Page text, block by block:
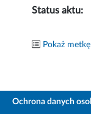
Status aktu:
Pokaż metkę
Ochrona danych